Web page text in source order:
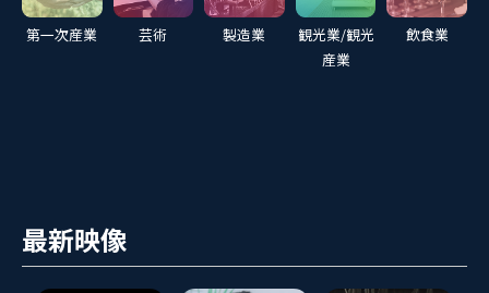
第一次産業 芸術 製造業
観光業/観光
産業
飲食業
最新映像